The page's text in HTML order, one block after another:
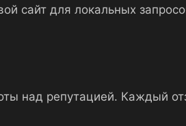
сайт для локальных
над репутацией. Каждый